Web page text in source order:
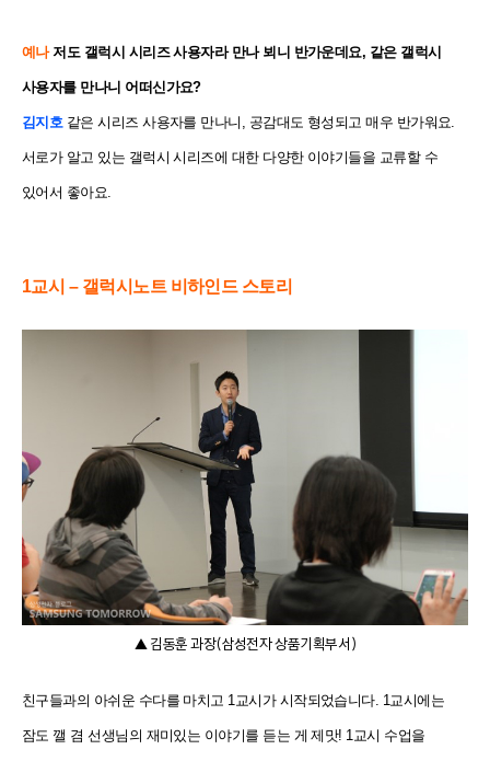
예나저도 갤럭시 시리즈 사용자라 만나 뵈니 반가운데요, 같은 갤럭시
사용자를 만나니 어떠신가요?
김지호같은 시리즈 사용자를 만나니, 공감대도 형성되고 매우 반가워요.
서로가 알고 있는 갤럭시 시리즈에 대한 다양한 이야기들을 교류할 수
있어서 좋아요.
1교시 – 갤럭시노트 비하인드 스토리
▲ 김동훈 과장(삼성전자 상품기획부서)
친구들과의 아쉬운 수다를 마치고 1교시가 시작되었습니다. 1교시에는
잠도 깰 겸 선생님의 재미있는 이야기를 듣는 게 제맛! 1교시 수업을